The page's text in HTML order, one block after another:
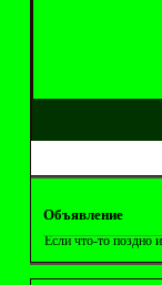
Объявление
Если что-то поздно